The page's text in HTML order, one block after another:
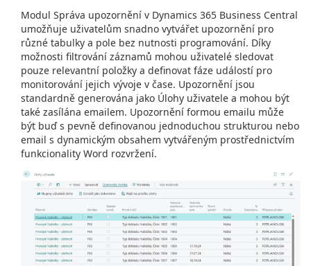
Modul Správa upozornění v Dynamics 365 Business Central
umožňuje uživatelům snadno vytvářet upozornění pro
různé tabulky a pole bez nutnosti programování. Díky
možnosti filtrování záznamů mohou uživatelé sledovat
pouze relevantní položky a definovat fáze událostí pro
monitorování jejich vývoje v čase. Upozornění jsou
standardně generována jako Úlohy uživatele a mohou být
také zasílána emailem. Upozornění formou emailu může
být buď s pevně definovanou jednoduchou strukturou nebo
email s dynamickým obsahem vytvářeným prostřednictvím
funkcionality Word rozvržení.